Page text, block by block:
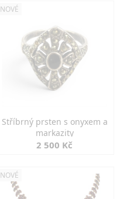
NOVÉ
Stříbrný prsten s onyxem a
markazity
2 500 Kč
NOVÉ